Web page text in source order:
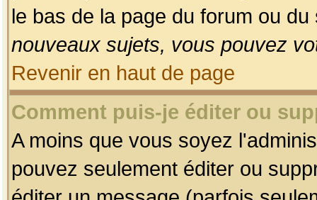
le bas de la page du forum ou
nouveaux sujets, vous pouvez
Revenir en haut de page
Comment puis-je éditer ou
A moins que vous soyez
pouvez seulement éditer ou